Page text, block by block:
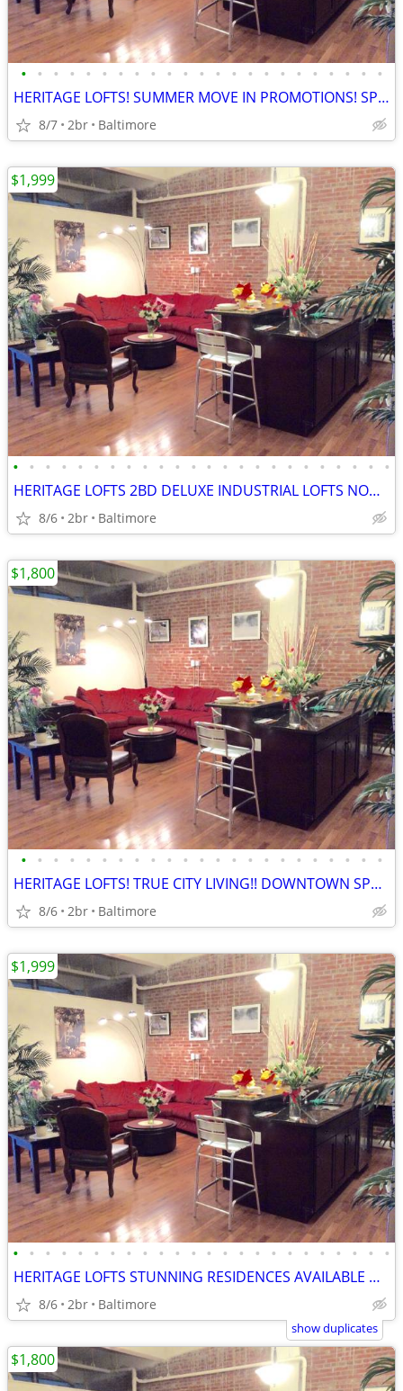
• • • • • • • • • • • • • • • • • • • • • • •
HERITAGE LOFTS! SUMMER MOVE IN PROMOTIONS! SPECIALS AVAILABLE!!! 21201
8/7 2br Baltimore
• • • • • • • • • • • • • • • • • • • • • • • •
HERITAGE LOFTS 2BD DELUXE INDUSTRIAL LOFTS NOW ! GREAT DEALS! 21201
8/6 2br Baltimore
$1,999
• • • • • • • • • • • • • • • • • • • • • • •
HERITAGE LOFTS! TRUE CITY LIVING!! DOWNTOWN SPECIALS AVAILABLE! 21201
8/6 2br Baltimore
$1,800
• • • • • • • • • • • • • • • • • • • • • • • •
HERITAGE LOFTS STUNNING RESIDENCES AVAILABLE NOW! BEST DEALS! 21201
8/6 2br Baltimore
$1,999
show duplicates
$1,800